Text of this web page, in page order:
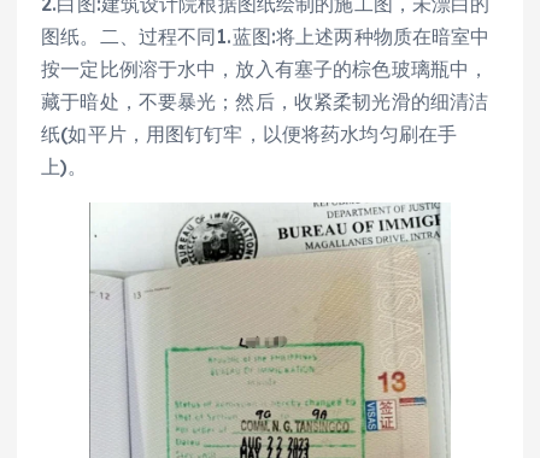
图纸。二、过程不同1.蓝图:将上述两种物质在暗室中
按一定比例溶于水中，放入有塞子的棕色玻璃瓶中，
藏于暗处，不要暴光；然后，收紧柔韧光滑的细清洁
纸(如平片，用图钉钉牢，以便将药水均匀刷在手
上)。